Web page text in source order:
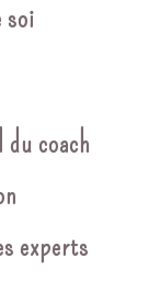
soi
du coach
experts